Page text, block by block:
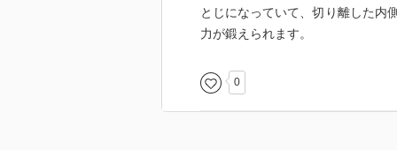
とじになっていて、切り離した内
力が鍛えられます。
0